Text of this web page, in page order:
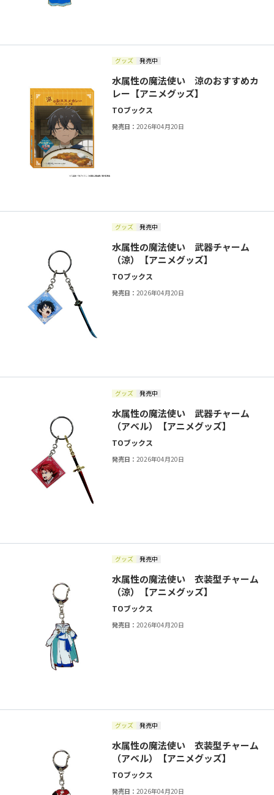
グッズ 発売中
水属性の魔法使い 涼のおすすめカ
レー【アニメグッズ】
TOブックス
発売日：2026年04月20日
グッズ 発売中
水属性の魔法使い 武器チャーム
（涼）【アニメグッズ】
TOブックス
発売日：2026年04月20日
グッズ 発売中
水属性の魔法使い 武器チャーム
（アベル）【アニメグッズ】
TOブックス
発売日：2026年04月20日
グッズ 発売中
水属性の魔法使い 衣装型チャーム
（涼）【アニメグッズ】
TOブックス
発売日：2026年04月20日
グッズ 発売中
水属性の魔法使い 衣装型チャーム
（アベル）【アニメグッズ】
TOブックス
発売日：2026年04月20日